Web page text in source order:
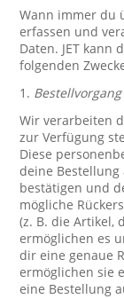
Wann immer du
erfassen und
Daten. JET kann
folgenden
1. Bestellvorgang
Wir verarbeiten
zur Verfügung
Diese
deine
bestätigen und
mögliche
(z. B. die Artikel,
ermöglichen es
dir eine genaue
ermöglichen sie
eine Bestellung